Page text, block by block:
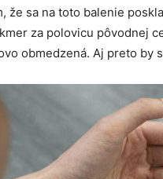
že sa na toto balenie
za polovicu pôvodnej
obmedzená. Aj preto by